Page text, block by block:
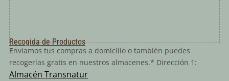
Recogida de Productos
Enviamos tus compras a domicilio o también puedes
recogerlas gratis en nuestros almacenes.* Dirección 1:
Almacén Transnatur